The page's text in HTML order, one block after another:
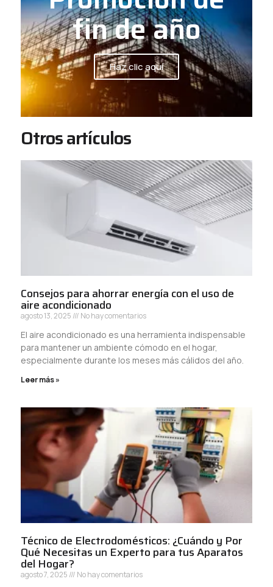
fin de año
Haz clic aquí
Otros artículos
Consejos para ahorrar energía con el uso de
aire acondicionado
agosto 13, 2025 No hay comentarios
El aire acondicionado es una herramienta indispensable
para mantener un ambiente cómodo en el hogar,
especialmente durante los meses más cálidos del año.
Leer más »
Técnico de Electrodomésticos: ¿Cuándo y Por
Qué Necesitas un Experto para tus Aparatos
del Hogar?
agosto 7, 2025 No hay comentarios